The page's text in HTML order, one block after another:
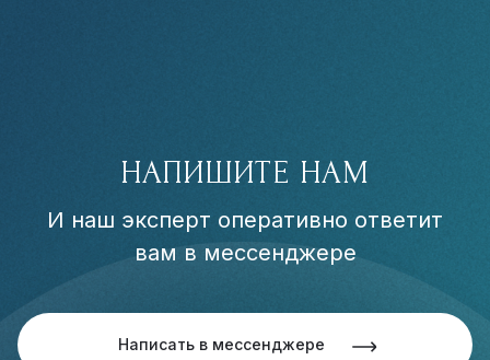
НАПИШИТЕ НАМ
И наш эксперт оперативно ответит
вам в мессенджере
Написать в мессенджере